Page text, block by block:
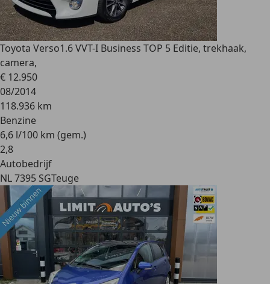
Toyota Verso1.6 VVT-I Business TOP 5 Editie, trekhaak,
camera,
€ 12.950
08/2014
118.936 km
Benzine
6,6 l/100 km (gem.)
2,8
Autobedrijf
NL 7395 SGTeuge